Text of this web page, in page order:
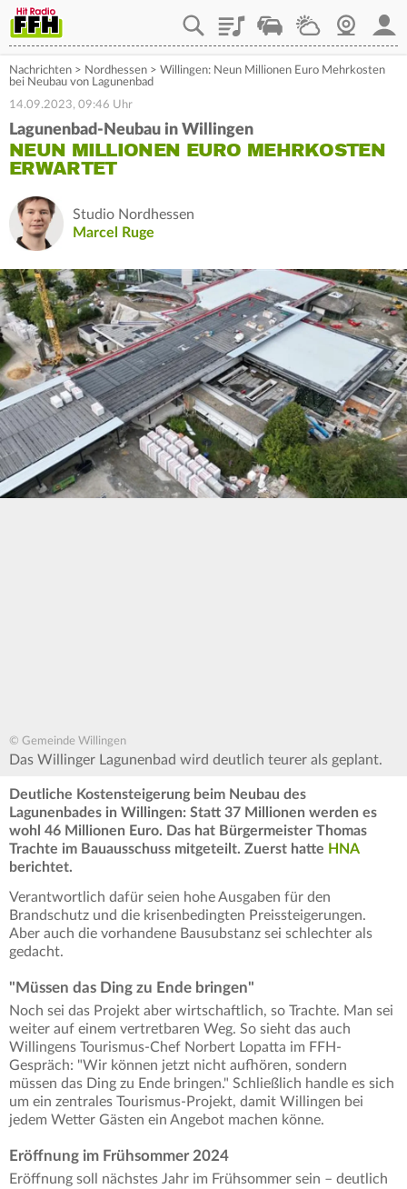
PlaylistStaupilotWetterWebcam
Nachrichten > Nordhessen > Willingen: Neun Millionen Euro Mehrkosten
bei Neubau von Lagunenbad
14.09.2023, 09:46 Uhr
Lagunenbad-Neubau in Willingen
NEUN MILLIONEN EURO MEHRKOSTEN
ERWARTET
Studio Nordhessen
Marcel Ruge
© Gemeinde Willingen
Das Willinger Lagunenbad wird deutlich teurer als geplant.
Deutliche Kostensteigerung beim Neubau des
Lagunenbades in Willingen: Statt 37 Millionen werden es
wohl 46 Millionen Euro. Das hat Bürgermeister Thomas
Trachte im Bauausschuss mitgeteilt. Zuerst hatte HNA
berichtet.
Verantwortlich dafür seien hohe Ausgaben für den
Brandschutz und die krisenbedingten Preissteigerungen.
Aber auch die vorhandene Bausubstanz sei schlechter als
gedacht.
"Müssen das Ding zu Ende bringen"
Noch sei das Projekt aber wirtschaftlich, so Trachte. Man sei
weiter auf einem vertretbaren Weg. So sieht das auch
Willingens Tourismus-Chef Norbert Lopatta im FFH-
Gespräch: "Wir können jetzt nicht aufhören, sondern
müssen das Ding zu Ende bringen." Schließlich handle es sich
um ein zentrales Tourismus-Projekt, damit Willingen bei
jedem Wetter Gästen ein Angebot machen könne.
Eröffnung im Frühsommer 2024
Eröffnung soll nächstes Jahr im Frühsommer sein – deutlich